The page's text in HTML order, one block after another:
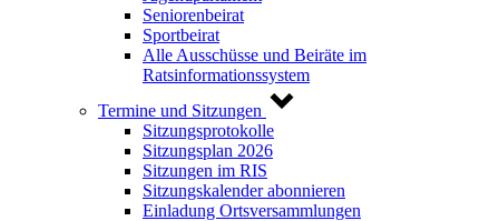
Seniorenbeirat
Sportbeirat
Alle Ausschüsse und Beiräte im
Ratsinformationssystem
Termine und Sitzungen
Sitzungsprotokolle
Sitzungsplan 2026
Sitzungen im RIS
Sitzungskalender abonnieren
Einladung Ortsversammlungen